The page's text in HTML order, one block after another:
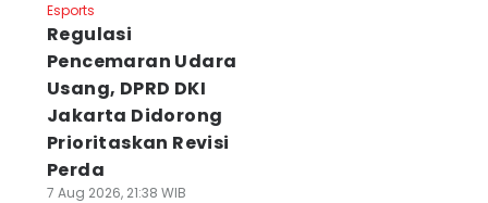
Esports
Regulasi
Pencemaran Udara
Usang, DPRD DKI
Jakarta Didorong
Prioritaskan Revisi
Perda
7 Aug 2026, 21:38 WIB